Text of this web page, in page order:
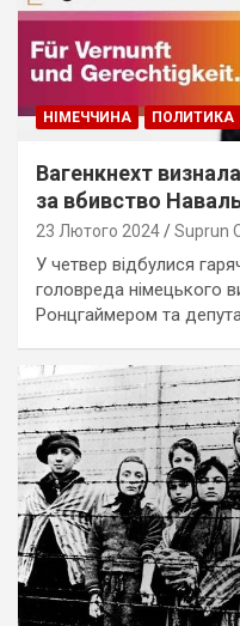
НІМЕЧЧИНА ПОЛИТИКА
Вагенкнехт
за вбивство
23 Лютого 2024 Suprun
У четвер відбулися
головреда німецького
Ронцгаймером та